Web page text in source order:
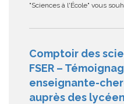
"Sciences à l'École" vous
Comptoir des
FSER –
enseignante-
auprès des